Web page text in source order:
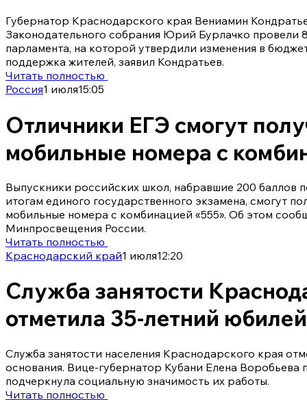
Губернатор Краснодарского края Вениамин
Законодательного собрания Юрий Бурлачко провели
парламента, на которой утвердили изменения в
поддержка жителей, заявил Кондратьев.
Читать полностью
Россия1 июля15:05
Отличники ЕГЭ смогут
мобильные номера с
Выпускники российских школ, набравшие 200 баллов
итогам единого государственного экзамена, смогут
мобильные номера с комбинацией «555». Об этом
Минпросвещения России.
Читать полностью
Краснодарский край1 июля12:20
Служба занятости
отметила 35-летний юбилей
Служба занятости населения Краснодарского края
основания. Вице-губернатор Кубани Елена Воробьева
подчеркнула социальную значимость их работы.
Читать полностью